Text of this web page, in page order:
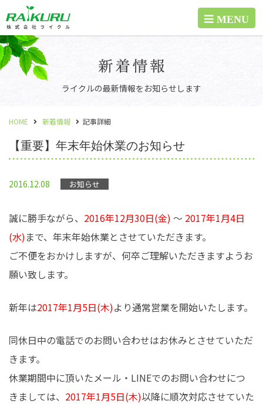
ライクルの最新情報をお知らせします
HOME 新着情報 記事詳細
【重要】年末年始休業のお知らせ
2016.12.08 お知らせ
誠に勝手ながら、 2016年12月30日(金) ～ 2017年1月4日
(水)まで、年末年始休業とさせていただきます。
ご不便をおかけしますが、何卒ご理解いただきますようお
願い致します。
新年は2017年1月5日(木)より通常営業を開始いたします。
同休日中の電話でのお問い合わせはお休みとさせていただ
きます。
休業期間中に頂いたメール・LINEでのお問い合わせにつ
きましては、 2017年1月5日(木)以降に順次対応させていた